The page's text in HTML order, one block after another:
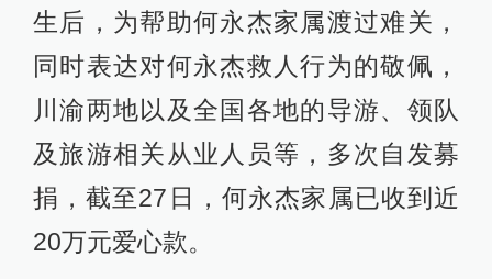
生后，为帮助何永杰家属渡过难关，
同时表达对何永杰救人行为的敬佩，
川渝两地以及全国各地的导游、领队
及旅游相关从业人员等，多次自发募
捐，截至27日，何永杰家属已收到近
20万元爱心款。